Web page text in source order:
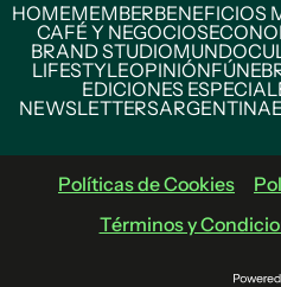
HOMEMEMBERBENEFICIOS
CAFÉ Y NEGOCIOS
BRAND STUDIOMUNDO
LIFESTYLEOPINIÓN
EDICIONES
NEWSLETTERSARGENTINA
Políticas de Cookies
Términos y